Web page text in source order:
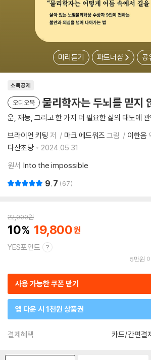
미리듣기 파트너샵 공
소득공제
오디오북 물리학자는 두뇌를 믿지
운, 재능, 그리고 한 가지 더 필요한 삶의 태도에
브라이언 키팅 저 마크 에드워즈 그림 이한음
다산초당
2024.05.31.
원서 Into the impossible
9.7 67
22,000원
10 19,800
YES포인트
5만원
사용 가능한 쿠폰 받기
앱 다운 시 1천원 상품권
결제혜택 카드/간편결